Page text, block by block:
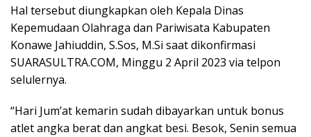
Hal tersebut diungkapkan oleh Kepala Dinas
Kepemudaan Olahraga dan Pariwisata Kabupaten
Konawe Jahiuddin, S.Sos, M.Si saat dikonfirmasi
SUARASULTRA.COM, Minggu 2 April 2023 via telpon
selulernya.
“Hari Jum’at kemarin sudah dibayarkan untuk bonus
atlet angka berat dan angkat besi. Besok, Senin semua